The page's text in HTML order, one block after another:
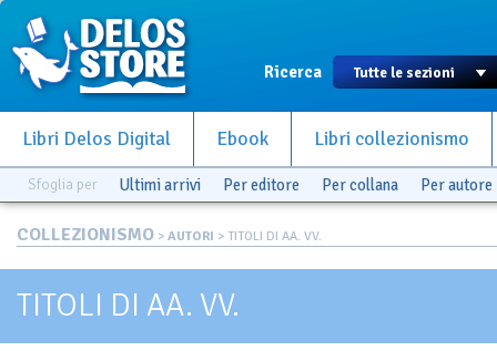
Ricerca
Libri Delos Digital Ebook Libri collezionismo
Sfoglia per Ultimi arrivi Per editore Per collana Per autore
COLLEZIONISMO > AUTORI > TITOLI DI AA. VV.
TITOLI DI AA. VV.